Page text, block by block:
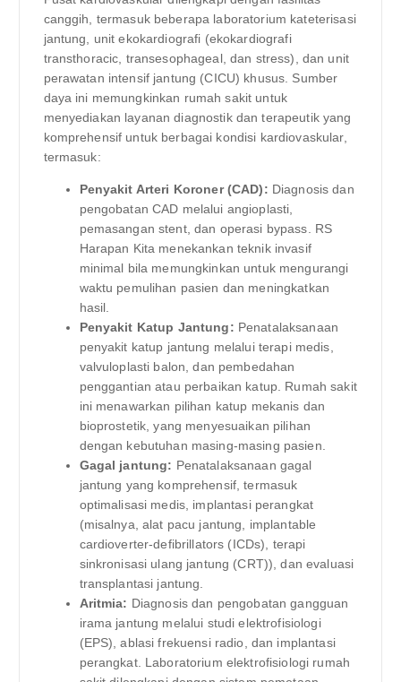
canggih, termasuk beberapa laboratorium kateterisasi
jantung, unit ekokardiografi (ekokardiografi
transthoracic, transesophageal, dan stress), dan unit
perawatan intensif jantung (CICU) khusus. Sumber
daya ini memungkinkan rumah sakit untuk
menyediakan layanan diagnostik dan terapeutik yang
komprehensif untuk berbagai kondisi kardiovaskular,
termasuk:
Penyakit Arteri Koroner (CAD): Diagnosis dan
pengobatan CAD melalui angioplasti,
pemasangan stent, dan operasi bypass. RS
Harapan Kita menekankan teknik invasif
minimal bila memungkinkan untuk mengurangi
waktu pemulihan pasien dan meningkatkan
hasil.
Penyakit Katup Jantung: Penatalaksanaan
penyakit katup jantung melalui terapi medis,
valvuloplasti balon, dan pembedahan
penggantian atau perbaikan katup. Rumah sakit
ini menawarkan pilihan katup mekanis dan
bioprostetik, yang menyesuaikan pilihan
dengan kebutuhan masing-masing pasien.
Gagal jantung: Penatalaksanaan gagal
jantung yang komprehensif, termasuk
optimalisasi medis, implantasi perangkat
(misalnya, alat pacu jantung, implantable
cardioverter-defibrillators (ICDs), terapi
sinkronisasi ulang jantung (CRT)), dan evaluasi
transplantasi jantung.
Aritmia: Diagnosis dan pengobatan gangguan
irama jantung melalui studi elektrofisiologi
(EPS), ablasi frekuensi radio, dan implantasi
perangkat. Laboratorium elektrofisiologi rumah